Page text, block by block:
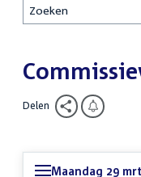
Zoeken
Delen
Maandag 29